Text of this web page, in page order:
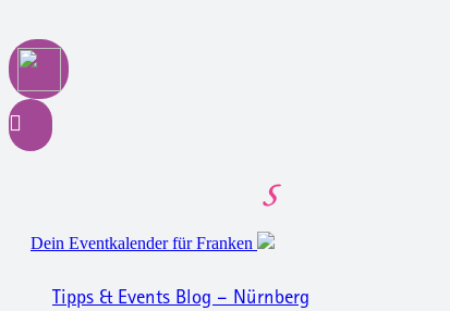
Dein Eventkalender für Franken
Tipps & Events Blog – Nürnberg